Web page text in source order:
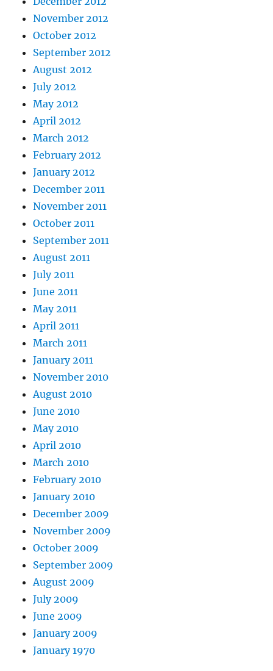
November 2012
October 2012
September 2012
August 2012
July 2012
May 2012
April 2012
March 2012
February 2012
January 2012
December 2011
November 2011
October 2011
September 2011
August 2011
July 2011
June 2011
May 2011
April 2011
March 2011
January 2011
November 2010
August 2010
June 2010
May 2010
April 2010
March 2010
February 2010
January 2010
December 2009
November 2009
October 2009
September 2009
August 2009
July 2009
June 2009
January 2009
January 1970